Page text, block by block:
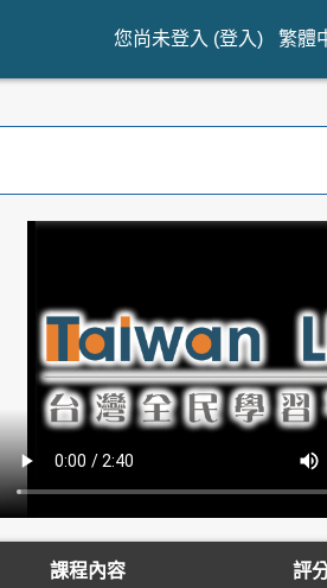
您尚未登入 (登入) 繁體
課程內容 評